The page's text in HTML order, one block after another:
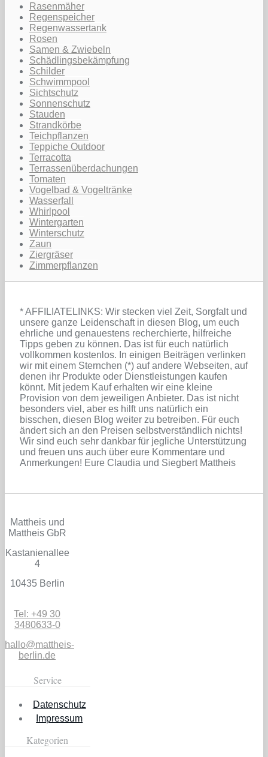
Rasenmäher
Regenspeicher
Regenwassertank
Rosen
Samen & Zwiebeln
Schädlingsbekämpfung
Schilder
Schwimmpool
Sichtschutz
Sonnenschutz
Stauden
Strandkörbe
Teichpflanzen
Teppiche Outdoor
Terracotta
Terrassenüberdachungen
Tomaten
Vogelbad & Vogeltränke
Wasserfall
Whirlpool
Wintergarten
Winterschutz
Zaun
Ziergräser
Zimmerpflanzen
* AFFILIATELINKS: Wir stecken viel Zeit, Sorgfalt und
unsere ganze Leidenschaft in diesen Blog, um euch
ehrliche und genauestens recherchierte, hilfreiche
Tipps geben zu können. Das ist für euch natürlich
vollkommen kostenlos. In einigen Beiträgen verlinken
wir mit einem Sternchen (*) auf andere Webseiten, auf
denen ihr Produkte oder Dienstleistungen kaufen
könnt. Mit jedem Kauf erhalten wir eine kleine
Provision von dem jeweiligen Anbieter. Das ist nicht
besonders viel, aber es hilft uns natürlich ein
bisschen, diesen Blog weiter zu betreiben. Für euch
ändert sich an den Preisen selbstverständlich nichts!
Wir sind euch sehr dankbar für jegliche Unterstützung
und freuen uns auch über eure Kommentare und
Anmerkungen! Eure Claudia und Siegbert Mattheis
Mattheis und
Mattheis GbR
Kastanienallee
4
10435 Berlin
Tel: +49 30
3480633-0
hallo@mattheis-
berlin.de
Service
Datenschutz
Impressum
Kategorien